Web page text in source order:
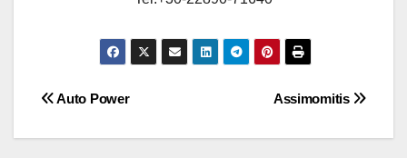
Πλοήγηση
άρθρων
Assimomitis
Auto Power